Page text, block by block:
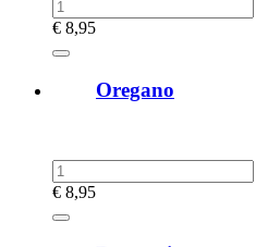
€ 8,95
Oregano
€ 8,95